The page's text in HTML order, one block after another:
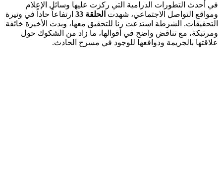
في أحدث التطورات الدرامية التي ركزت عليها وسائل الإعلام
ومواقع التواصل الاجتماعي، شهدت الحلقة 33
ارتفاعاً حاداً في وتيرة
التحقيقات. الشرطة استدعت رنا للتحقيق معها، وبدت الأخيرة خائفة
ومرتبكة، مع تناقض واضح في أقوالها، ما زاد من الشكوك حول
علاقتها بالجريمة ودوافعها للوجود في مسرح الحادث.